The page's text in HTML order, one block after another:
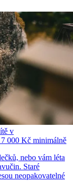
v
7 000 Kč minimálně
nebo vám léta
Staré
neopakovatelné